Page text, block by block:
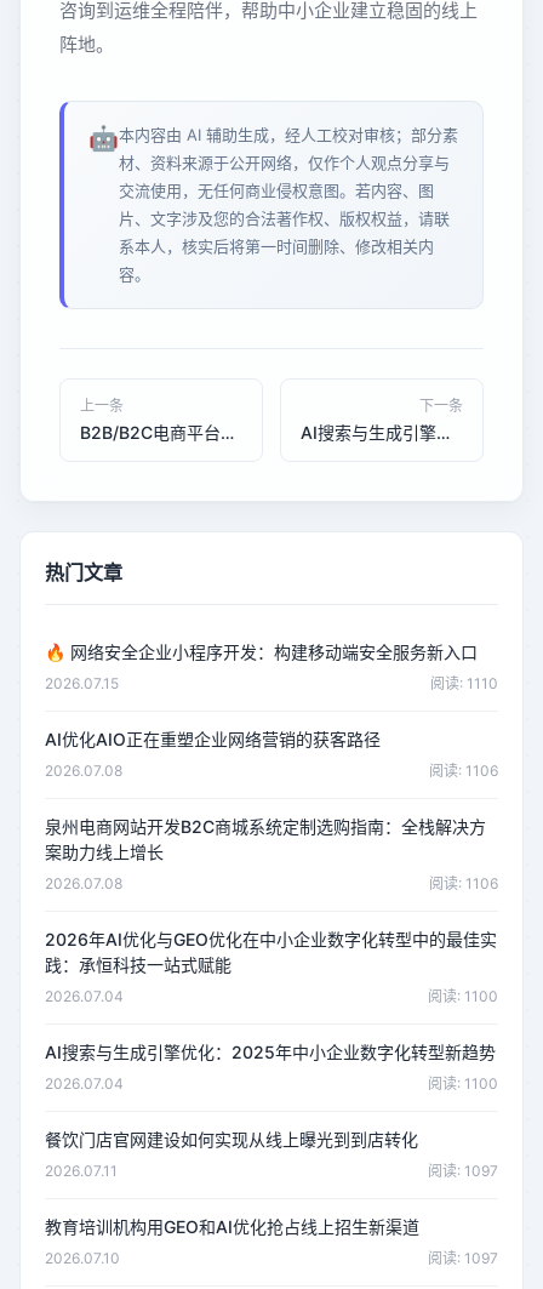
咨询到运维全程陪伴，帮助中小企业建立稳固的线上
阵地。
🤖本内容由 AI 辅助生成，经人工校对审核；部分素
材、资料来源于公开网络，仅作个人观点分享与
交流使用，无任何商业侵权意图。若内容、图
片、文字涉及您的合法著作权、版权权益，请联
系本人，核实后将第一时间删除、修改相关内
容。
上一条
B2B/B2C电商平台开发趋势：2026年中小企业如何打造高效线上渠道
下一条
AI搜索与生成引擎优化：2025年软件开发行业趋势与中小企业发展前景
热门文章
🔥 网络安全企业小程序开发：构建移动端安全服务新入口
2026.07.15 阅读: 1110
AI优化AIO正在重塑企业网络营销的获客路径
2026.07.08 阅读: 1106
泉州电商网站开发B2C商城系统定制选购指南：全栈解决方
案助力线上增长
2026.07.08 阅读: 1106
2026年AI优化与GEO优化在中小企业数字化转型中的最佳实
践：承恒科技一站式赋能
2026.07.04 阅读: 1100
AI搜索与生成引擎优化：2025年中小企业数字化转型新趋势
2026.07.04 阅读: 1100
餐饮门店官网建设如何实现从线上曝光到到店转化
2026.07.11 阅读: 1097
教育培训机构用GEO和AI优化抢占线上招生新渠道
2026.07.10 阅读: 1097